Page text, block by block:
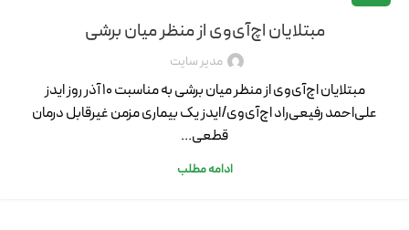
مبتلایان اچ‌آی‌وی از منظر میان برشی
مدیر سایت
مبتلایان اچ­‌آی­‌وی از منظر میان برشی به مناسبت 10 آذر روز ایدز
علی‌احمد رفیعی‌راد اچ‌­آی‌­وی/ایدز یک بیماری مزمن غیرقابل درمان
قطعی...
ادامه مطلب